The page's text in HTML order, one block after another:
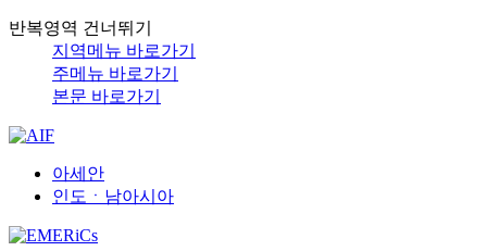
반복영역 건너뛰기
지역메뉴 바로가기
주메뉴 바로가기
본문 바로가기
아세안
인도ㆍ남아시아